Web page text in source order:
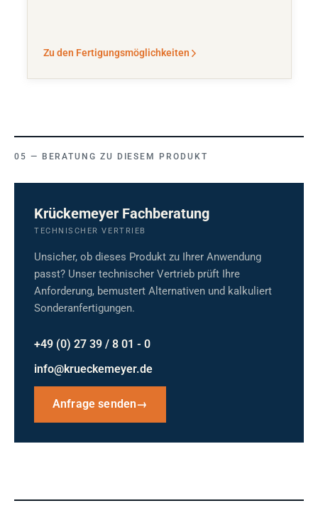
Zu den Fertigungsmöglichkeiten
BERATUNG ZU DIESEM PRODUKT
Krückemeyer Fachberatung
TECHNISCHER VERTRIEB
Unsicher, ob dieses Produkt zu Ihrer Anwendung
passt? Unser technischer Vertrieb prüft Ihre
Anforderung, bemustert Alternativen und kalkuliert
Sonderanfertigungen.
+49 (0) 27 39 / 8 01 - 0
info@krueckemeyer.de
Anfrage senden→